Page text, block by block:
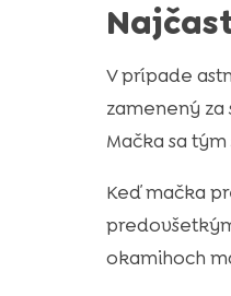
V prípade
zamenený
Mačka sa
Keď mačka
okamihoch